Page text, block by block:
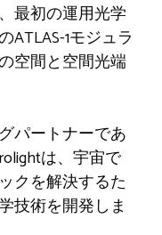
最初の運用光学
1モジュラ
空間と空間光端
パートナーであ
は、宇宙で
クを解決するた
技術を開発しま